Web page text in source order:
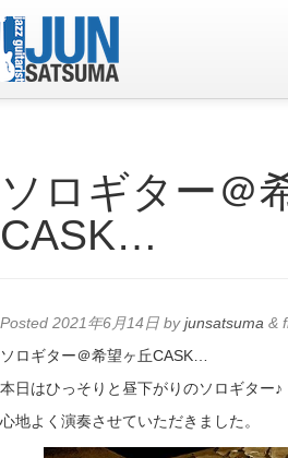
Live Schedule
Discography
Contact
YouTube
ソロギター＠
CASK…
Posted 2021年6月14日 byjunsatsuma &
ソロギター＠希望ヶ丘CASK…
本日はひっそりと昼下がりのソロギター♪
心地よく演奏させていただきました。